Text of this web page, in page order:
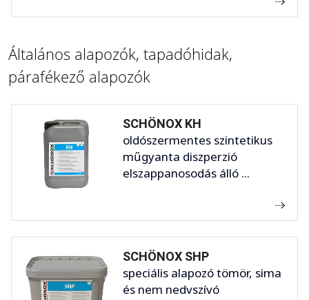
Általános alapozók, tapadóhidak,
párafékező alapozók
SCHÖNOX KH
oldószermentes szintetikus
műgyanta diszperzió
elszappanosodás álló ...
SCHÖNOX SHP
speciális alapozó tömör, sima
és nem nedvszívó